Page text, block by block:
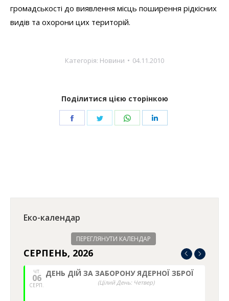
громадськості до виявлення місць поширення рідкісних
видів та охорони цих територій.
Категорія: Новини 04.11.2010
Поділитися цією сторінкою
Share
Share
Share
Еко-календар
ПЕРЕГЛЯНУТИ КАЛЕНДАР
СЕРПЕНЬ, 2026
ЧТ.
06
СЕРП.
ДЕНЬ ДІЙ ЗА ЗАБОРОНУ ЯДЕРНОЇ ЗБРОЇ
(Цілий День: Четвер)